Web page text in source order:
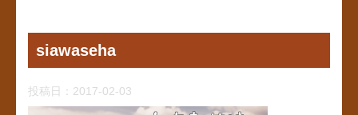
siawaseha
投稿日： 2017-02-03